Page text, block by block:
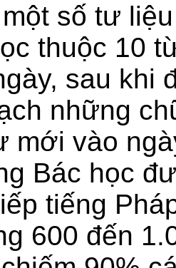
số tư
thuộc 10
sau khi
những
mới vào
Bác học
tiếng
600 đến